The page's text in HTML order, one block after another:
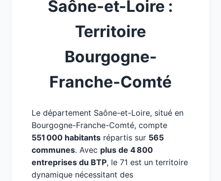
Saône-et-Loire :
Territoire
Bourgogne-
Franche-Comté
Le département Saône-et-Loire, situé en
Bourgogne-Franche-Comté, compte
551 000 habitants répartis sur 565
communes. Avec plus de 4 800
entreprises du BTP, le 71 est un territoire
dynamique nécessitant des